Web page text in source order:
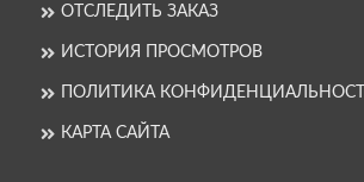
ОТСЛЕДИТЬ ЗАКАЗ
ИСТОРИЯ ПРОСМОТРОВ
ПОЛИТИКА
КАРТА САЙТА